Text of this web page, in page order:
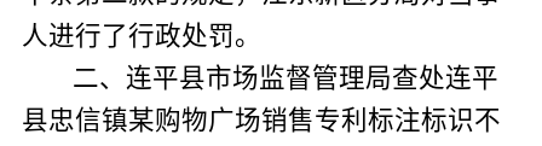
人进行了行政处罚。
二、连平县市场监督管理局查处连平
县忠信镇某购物广场销售专利标注标识不